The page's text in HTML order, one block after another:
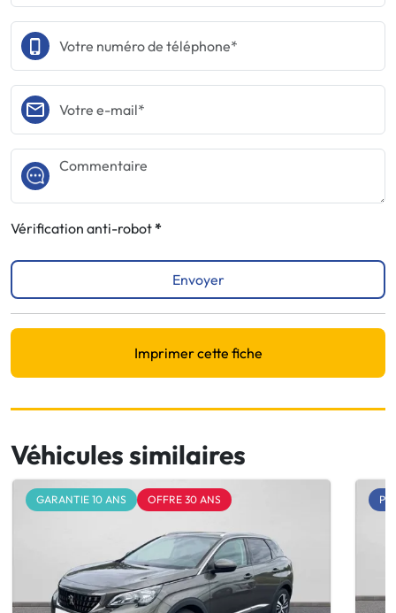
Vérification anti-robot
Envoyer
Imprimer cette fiche
Véhicules similaires
GARANTIE 10 ANS OFFRE 30 ANS